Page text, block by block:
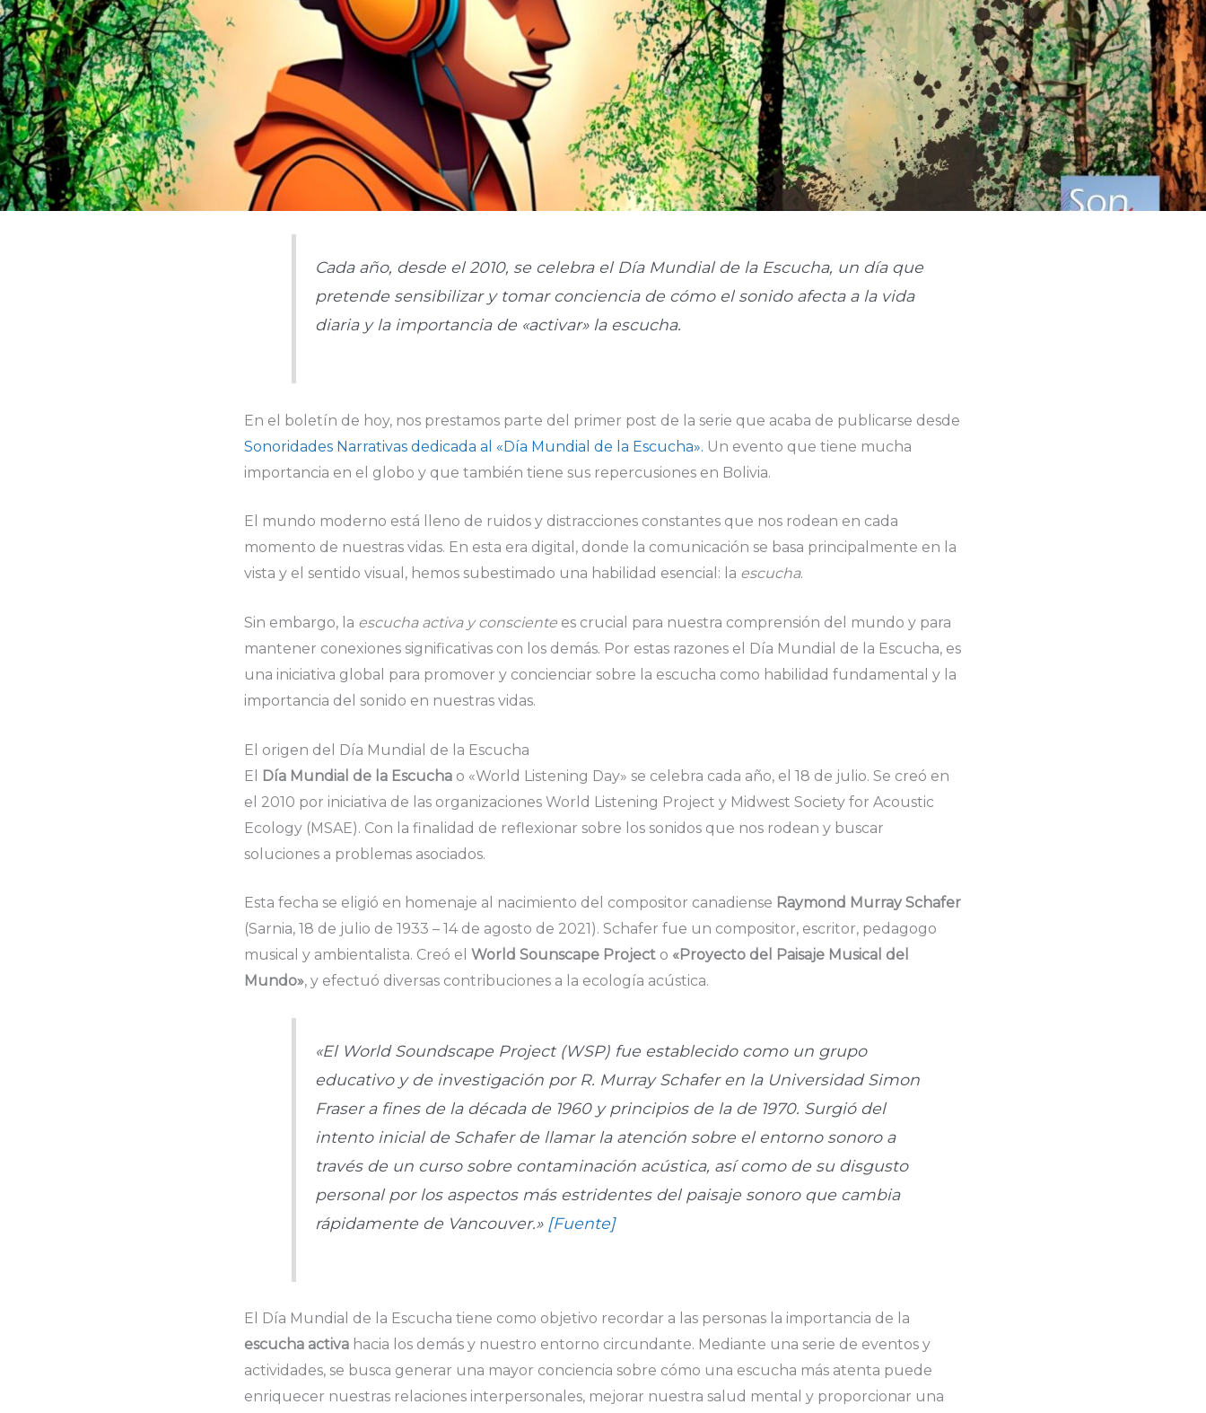
Cada año, desde el 2010, se celebra el Día Mundial de la Escucha, un día que
pretende sensibilizar y tomar conciencia de cómo el sonido afecta a la vida
diaria y la importancia de «activar» la escucha.
En el boletín de hoy, nos prestamos parte del primer post de la serie que acaba de publicarse desde
Sonoridades Narrativas dedicada al «Día Mundial de la Escucha». Un evento que tiene mucha
importancia en el globo y que también tiene sus repercusiones en Bolivia.
El mundo moderno está lleno de ruidos y distracciones constantes que nos rodean en cada
momento de nuestras vidas. En esta era digital, donde la comunicación se basa principalmente en la
vista y el sentido visual, hemos subestimado una habilidad esencial: la escucha.
Sin embargo, la escucha activa y consciente es crucial para nuestra comprensión del mundo y para
mantener conexiones significativas con los demás. Por estas razones el Día Mundial de la Escucha, es
una iniciativa global para promover y concienciar sobre la escucha como habilidad fundamental y la
importancia del sonido en nuestras vidas.
El origen del Día Mundial de la Escucha
El
Día Mundial de la Escucha o «World Listening Day» se celebra cada año, el 18 de julio. Se creó en
el 2010 por iniciativa de las organizaciones World Listening Project y Midwest Society for Acoustic
Ecology (MSAE). Con la finalidad de reflexionar sobre los sonidos que nos rodean y buscar
soluciones a problemas asociados.
Esta fecha se eligió en homenaje al nacimiento del compositor canadiense Raymond Murray Schafer
(Sarnia, 18 de julio de 1933 – 14 de agosto de 2021​​). Schafer fue un compositor, escritor, pedagogo
musical y ambientalista. Creó el World Sounscape Project o «Proyecto del Paisaje Musical del
Mundo», y efectuó diversas contribuciones a la ecología acústica.
«El World Soundscape Project (WSP) fue establecido como un grupo
educativo y de investigación por R. Murray Schafer en la Universidad Simon
Fraser a fines de la década de 1960 y principios de la de 1970. Surgió del
intento inicial de Schafer de llamar la atención sobre el entorno sonoro a
través de un curso sobre contaminación acústica, así como de su disgusto
personal por los aspectos más estridentes del paisaje sonoro que cambia
rápidamente de Vancouver.» [Fuente]
El Día Mundial de la Escucha tiene como objetivo recordar a las personas la importancia de la
escucha activa hacia los demás y nuestro entorno circundante. Mediante una serie de eventos y
actividades, se busca generar una mayor conciencia sobre cómo una escucha más atenta puede
enriquecer nuestras relaciones interpersonales, mejorar nuestra salud mental y proporcionar una